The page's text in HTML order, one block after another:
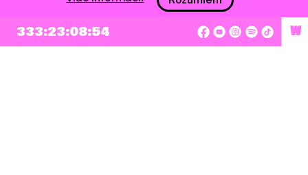
Prihlásiť sa
333:23:08:53 W